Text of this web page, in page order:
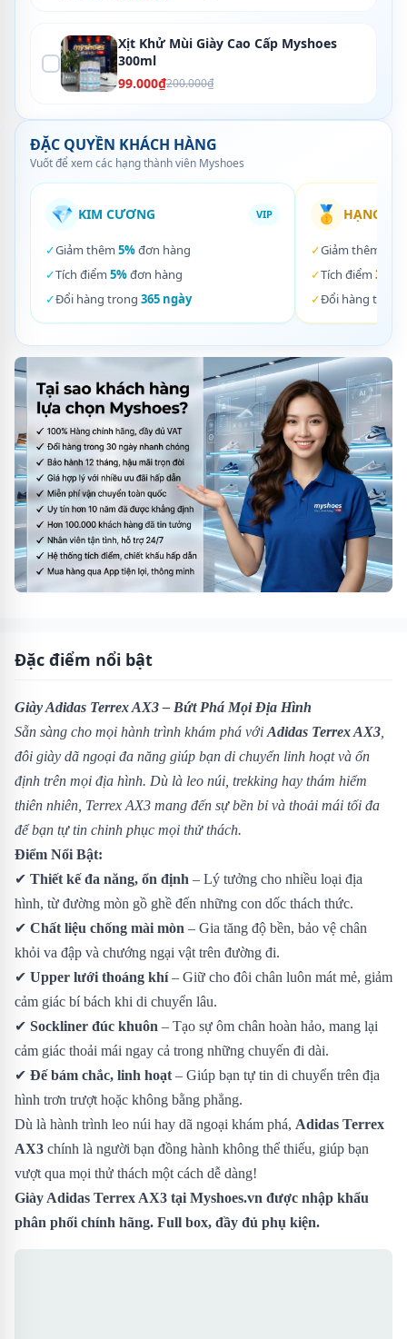
Xịt Khử Mùi Giày Cao Cấp Myshoes
300ml
99.000₫200.000₫
ĐẶC QUYỀN KHÁCH HÀNG
Vuốt để xem các hạng thành viên Myshoes
💎 KIM CƯƠNG VIP
✓Giảm thêm 5%đơn hàng
✓Tích điểm 5%đơn hàng
✓Đổi hàng trong 365 ngày
🥇 HẠNG
✓Giảm thêm
✓Tích điểm 3%
✓Đổi hàng trong
Đặc điểm nổi bật
Giày Adidas Terrex AX3 – Bứt Phá Mọi Địa Hình
Sẵn sàng cho mọi hành trình khám phá với Adidas Terrex AX3
đôi giày dã ngoại đa năng giúp bạn di chuyển linh hoạt và ổn
định trên mọi địa hình. Dù là leo núi, trekking hay thám hiểm
thiên nhiên, Terrex AX3 mang đến sự bền bỉ và thoải mái tối đa
để bạn tự tin chinh phục mọi thử thách.
Điểm Nổi Bật:
✔ Thiết kế đa năng, ổn định – Lý tưởng cho nhiều loại địa
hình, từ đường mòn gồ ghề đến những con dốc thách thức.
✔ Chất liệu chống mài mòn – Gia tăng độ bền, bảo vệ chân
khỏi va đập và chướng ngại vật trên đường đi.
✔ Upper lưới thoáng khí– Giữ cho đôi chân luôn mát mẻ, giảm
cảm giác bí bách khi di chuyển lâu.
✔ Sockliner đúc khuôn – Tạo sự ôm chân hoàn hảo, mang lại
cảm giác thoải mái ngay cả trong những chuyến đi dài.
✔ Đế bám chắc, linh hoạt – Giúp bạn tự tin di chuyển trên địa
hình trơn trượt hoặc không bằng phẳng.
Dù là hành trình leo núi hay dã ngoại khám phá, Adidas Terrex
AX3 chính là người bạn đồng hành không thể thiếu, giúp bạn
vượt qua mọi thử thách một cách dễ dàng!
Giày Adidas Terrex AX3 tại Myshoes.vn được nhập khẩu
phân phối chính hãng. Full box, đầy đủ phụ kiện.